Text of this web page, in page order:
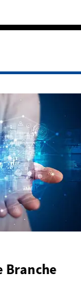
Branche